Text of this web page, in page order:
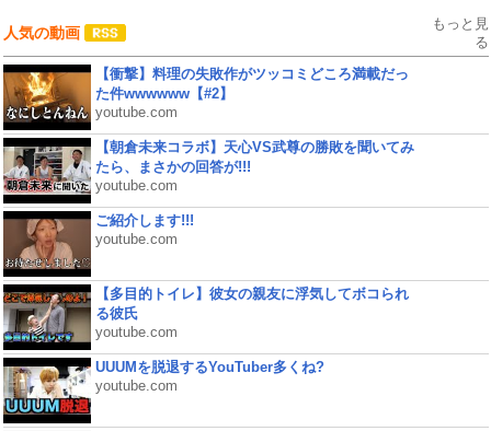
人気の動画
もっと見
る
【衝撃】料理の失敗作がツッコミどころ満載だっ
た件wwwwww【#2】
youtube.com
【朝倉未来コラボ】天心VS武尊の勝敗を聞いてみ
たら、まさかの回答が!!!
youtube.com
ご紹介します!!!
youtube.com
【多目的トイレ】彼女の親友に浮気してボコられ
る彼氏
youtube.com
UUUMを脱退するYouTuber多くね?
youtube.com